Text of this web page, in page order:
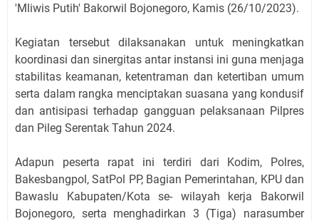
'Mliwis Putih' Bakorwil Bojonegoro, Kamis (26/10/2023).
Kegiatan tersebut dilaksanakan untuk meningkatkan
koordinasi dan sinergitas antar instansi ini guna menjaga
stabilitas keamanan, ketentraman dan ketertiban umum
serta dalam rangka menciptakan suasana yang kondusif
dan antisipasi terhadap gangguan pelaksanaan Pilpres
dan Pileg Serentak Tahun 2024.
Adapun peserta rapat ini terdiri dari Kodim, Polres,
Bakesbangpol, SatPol PP, Bagian Pemerintahan, KPU dan
Bawaslu Kabupaten/Kota se- wilayah kerja Bakorwil
Bojonegoro, serta menghadirkan 3 (Tiga) narasumber